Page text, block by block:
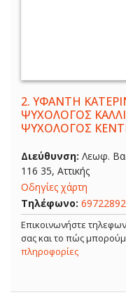
2. ΥΦΑΝΤΗ
ΨΥΧΟΛΟΓΟΣ
ΨΥΧΟΛΟΓΟΣ
Διεύθυνση: Λεωφ.
116 35, Αττικής
Οδηγίες χάρτη
Τηλέφωνο:
Επικοινωνήστε
σας και το πώς
πληροφορίες